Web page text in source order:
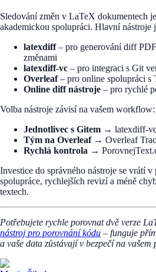
Sledování změn v LaTeX dokumentech
akademickou spolupráci. Hlavní nástroje
latexdiff– pro generování diff
změnami
latexdiff-vc – pro integraci s Git
Overleaf– pro online spolupráci s
Online diff nástroje – pro rychlé
Volba nástroje závisí na vašem workflow:
Jednotlivec s Gitem → latexdiff-
Tým na Overleaf→ Overleaf
Rychlá kontrola →
Investice do správného nástroje se vrátí v
spolupráce, rychlejších revizí a méně
textech.
Potřebujete rychle porovnat dvě verze
nástroj pro porovnání kódu – funguje
a vaše data zůstávají v bezpečí na vašem